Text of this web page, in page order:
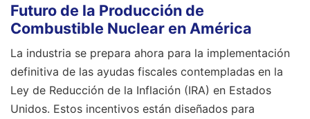
Futuro de la Producción de
Combustible Nuclear en América
La industria se prepara ahora para la implementación
definitiva de las ayudas fiscales contempladas en la
Ley de Reducción de la Inflación (IRA) en Estados
Unidos. Estos incentivos están diseñados para